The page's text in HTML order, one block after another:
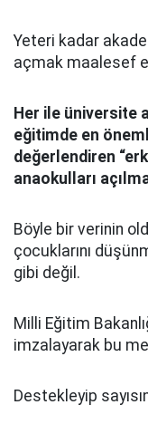
Yeteri kadar
açmak maalesef
Her ile üniversite
eğitimde en
değerlendiren
anaokulları
Böyle bir verinin
çocuklarını
gibi değil.
Milli Eğitim
imzalayarak bu
Destekleyip